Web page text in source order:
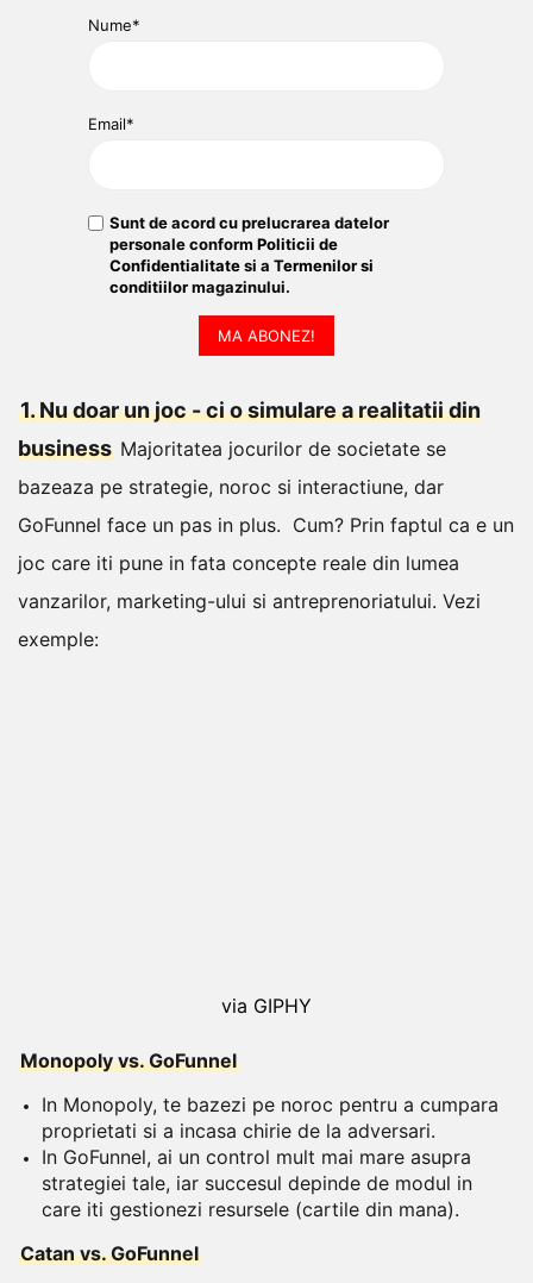
Nume*
Email*
Sunt de acord cu prelucrarea datelor
personale conform Politicii de
Confidentialitatesi a Termenilor si
conditiilormagazinului.
MA ABONEZ!
1. Nu doar un joc - ci o simulare a realitatii din
business Majoritatea jocurilor de societate se
bazeaza pe strategie, noroc si interactiune, dar
GoFunnel face un pas in plus. Cum? Prin faptul ca e un
joc care iti pune in fata concepte reale din lumea
vanzarilor, marketing-ului si antreprenoriatului. Vezi
exemple:
via GIPHY
Monopoly vs. GoFunnel
In Monopoly, te bazezi pe noroc pentru a cumpara
proprietati si a incasa chirie de la adversari.
In GoFunnel, ai un control mult mai mare asupra
strategiei tale, iar succesul depinde de modul in
care iti gestionezi resursele (cartile din mana).
Catan vs. GoFunnel